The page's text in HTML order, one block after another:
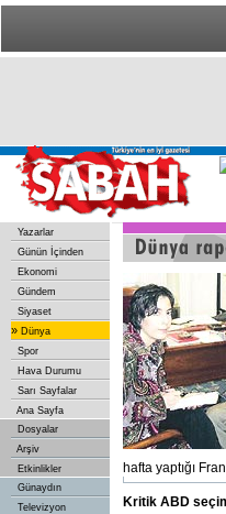
Yazarlar
Günün İçinden
Ekonomi
Gündem
Siyaset
» Dünya
Spor
Hava Durumu
Sarı Sayfalar
Ana Sayfa
Dosyalar
Arşiv
Etkinlikler
Günaydın
Televizyon
hafta yaptığı
Kritik ABD